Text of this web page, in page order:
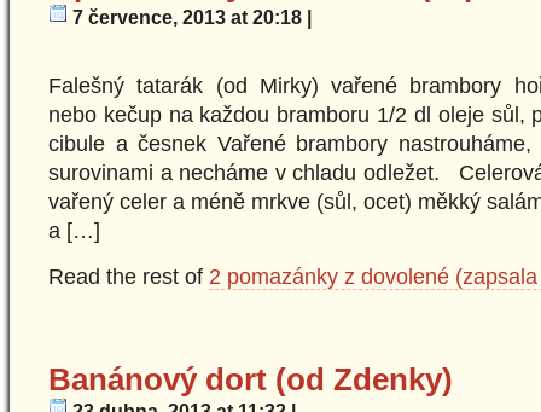
7 července, 2013 at 20:18 |
Falešný tatarák (od Mirky) vařené brambory
nebo kečup na každou bramboru 1/2 dl oleje sůl,
cibule a česnek Vařené brambory
surovinami a necháme v chladu odležet.
vařený celer a méně mrkve (sůl, ocet) měkký
a […]
Read the rest of 2 pomazánky z dovolené
Banánový dort (od Zdenky)